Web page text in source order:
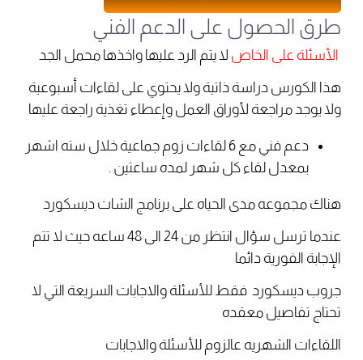
طرق الحصول على الدعم الفني
الأسئلة على الخاص لا يتم الرد عليها واخذها محمل الجد
هذا الكورس دراسة ذاتية ولا يحتوي على لقاءات أسبوعية
ولا يوجد مراجعة لأوراق العمل وإعطاء تغذية راجعة عليها
دعم فني مع 6 لقاءات زوم جماعية خلال سته اشهر
بمعدل لقاء كل شهر لمده ساعتين .
هناك مجموعه مدى الحياه على برنامج الشات ديسكورد
عندما ترسل سؤال انتظر من 24 الى 48 ساعه حيث لا تتم
الإجابة الفورية دائما
جروب ديسكورد فقط للأسئلة والاجابات السريعة التي لا
تحتاج تفاصيل معقده
اللقاءات الشهريه عالزوم للأسئلة والاجابات